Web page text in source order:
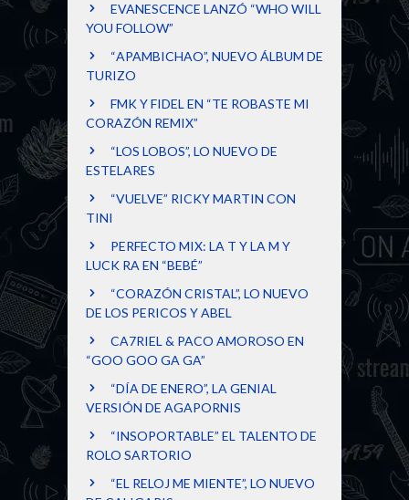
EVANESCENCE LANZÓ “WHO WILL
YOU FOLLOW”
“APAMBICHAO”, NUEVO ÁLBUM DE
TURIZO
FMK Y FIDEL EN “TE ROBASTE MI
CORAZÓN REMIX”
“LOS LOBOS”, LO NUEVO DE
ESTELARES
“VUELVE” RICKY MARTIN CON
TINI
PERFECTO MIX: LA T Y LA M Y
LUCK RA EN “BEBÉ”
“CORAZÓN CRISTAL”, LO NUEVO
DE LOS PERICOS Y ABEL
CA7RIEL & PACO AMOROSO EN
“GOO GOO GA GA”
“DÍA DE ENERO”, LA GENIAL
VERSIÓN DE AGAPORNIS
“INSOPORTABLE” EL TALENTO DE
ROLO SARTORIO
“EL RELOJ ME MIENTE”, LO NUEVO